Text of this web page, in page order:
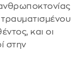
και οι
στην